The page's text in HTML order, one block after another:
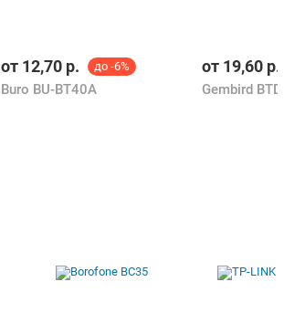
от 12,70 р. до -6%
Buro BU-BT40A
от 19,60 р.
Gembird BTD-